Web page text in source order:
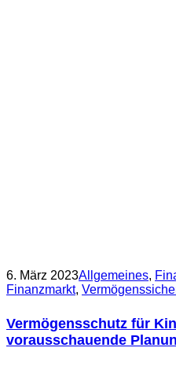
6. März 2023Allgemeines,
Finanzmarkt,
Vermögensschutz für
vorausschauende